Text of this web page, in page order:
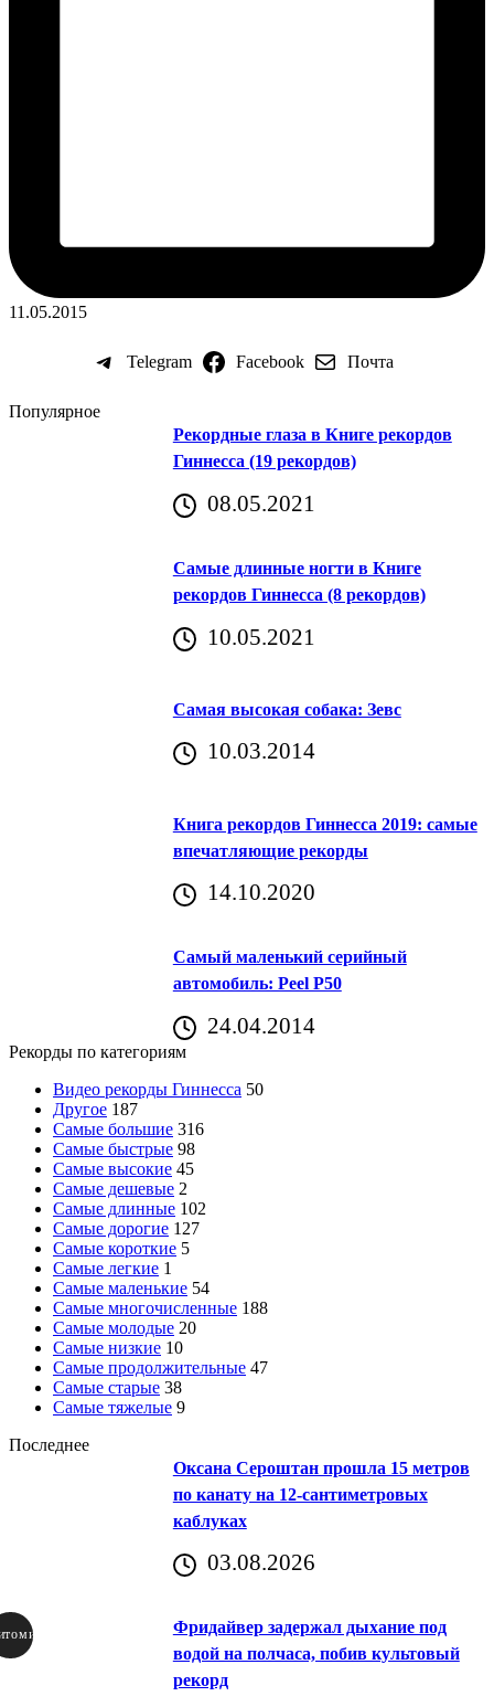
11.05.2015
Telegram Facebook Почта
Популярное
Рекордные глаза в Книге рекордов
Гиннесса (19 рекордов)
08.05.2021
Самые длинные ногти в Книге
рекордов Гиннесса (8 рекордов)
10.05.2021
Самая высокая собака: Зевс
10.03.2014
Книга рекордов Гиннесса 2019: самые
впечатляющие рекорды
14.10.2020
Самый маленький серийный
автомобиль: Peel P50
24.04.2014
Рекорды по категориям
Видео рекорды Гиннесса 50
Другое 187
Самые большие 316
Самые быстрые 98
Самые высокие 45
Самые дешевые 2
Самые длинные 102
Самые дорогие 127
Самые короткие 5
Самые легкие 1
Самые маленькие 54
Самые многочисленные 188
Самые молодые 20
Самые низкие 10
Самые продолжительные 47
Самые старые 38
Самые тяжелые 9
Последнее
Оксана Сероштан прошла 15 метров
по канату на 12-сантиметровых
каблуках
03.08.2026
Фридайвер задержал дыхание под
водой на полчаса, побив культовый
рекорд